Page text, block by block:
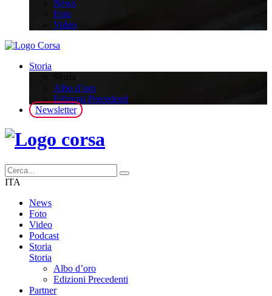
News
Foto
Video
Storia
Albo d’oro
Edizioni Precedenti
Newsletter
ITA
News
Foto
Video
Podcast
Storia
Storia
Albo d’oro
Edizioni Precedenti
Partner